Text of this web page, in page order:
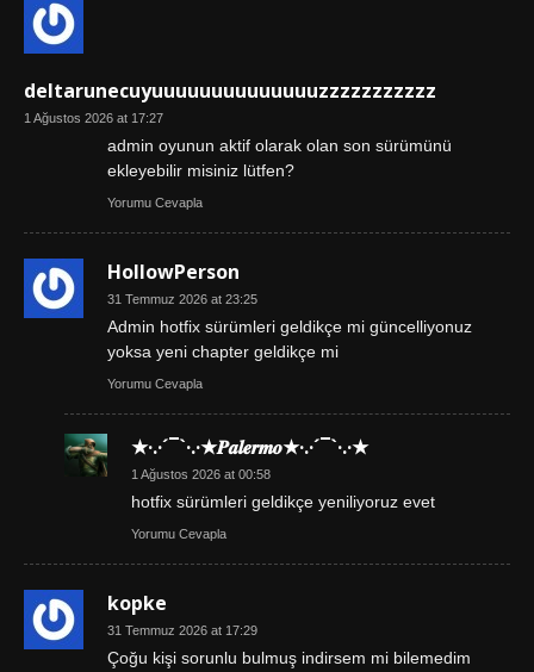
deltarunecuyuuuuuuuuuuuuuuzzzzzzzzzzz
1 Ağustos 2026 at 17:27
admin oyunun aktif olarak olan son sürümünü
ekleyebilir misiniz lütfen?
Yorumu Cevapla
HollowPerson
31 Temmuz 2026 at 23:25
Admin hotfix sürümleri geldikçe mi güncelliyonuz
yoksa yeni chapter geldikçe mi
Yorumu Cevapla
★·.·´¯`·.·★𝑷𝒂𝒍𝒆𝒓𝒎𝒐★·.·´¯`·.·★
1 Ağustos 2026 at 00:58
hotfix sürümleri geldikçe yeniliyoruz evet
Yorumu Cevapla
kopke
31 Temmuz 2026 at 17:29
Çoğu kişi sorunlu bulmuş indirsem mi bilemedim